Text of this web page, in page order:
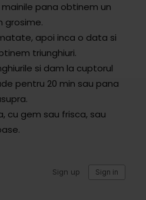
pana obtinem un
grosime.
apoi inca o data si
triunghiuri.
si dam la cuptorul
pentru 20 min sau pana
cu gem sau frisca, sau